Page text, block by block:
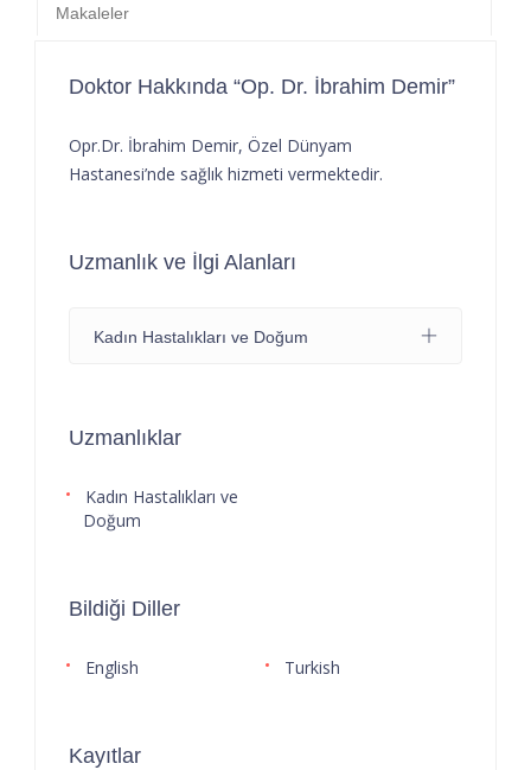
Makaleler
Doktor Hakkında “Op. Dr. İbrahim Demir”
Opr.Dr. İbrahim Demir, Özel Dünyam
Hastanesi’nde sağlık hizmeti vermektedir.
Uzmanlık ve İlgi Alanları
Kadın Hastalıkları ve Doğum
Uzmanlıklar
Kadın Hastalıkları ve
Doğum
Bildiği Diller
English Turkish
Kayıtlar